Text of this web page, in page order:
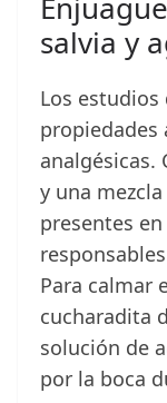
salvia y
Los
analgésicas.
y una
presentes
Para calmar
cucharadita
solución de
por la boca